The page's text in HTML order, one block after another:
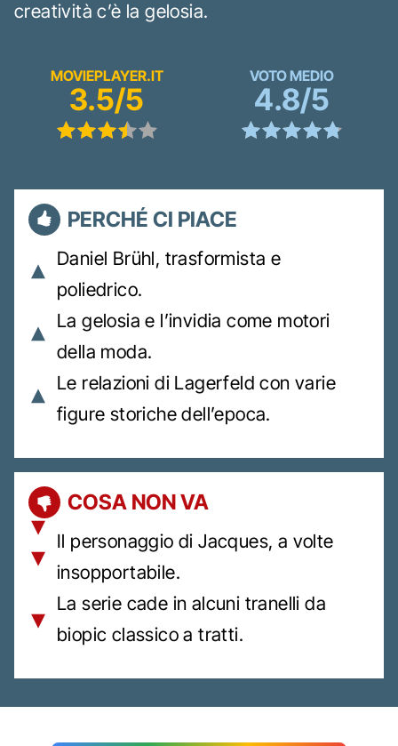
creatività c’è la gelosia.
MOVIEPLAYER.IT
3.5/5
VOTO MEDIO
4.8/5
PERCHÉ CI PIACE
Daniel Brühl, trasformista e
poliedrico.
La gelosia e l’invidia come motori
della moda.
Le relazioni di Lagerfeld con varie
figure storiche dell’epoca.
COSA NON VA
Il personaggio di Jacques, a volte
insopportabile.
La serie cade in alcuni tranelli da
biopic classico a tratti.